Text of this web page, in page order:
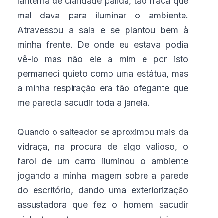
mal dava para iluminar o ambiente.
Atravessou a sala e se plantou bem à
minha frente. De onde eu estava podia
vê-lo mas não ele a mim e por isto
permaneci quieto como uma estátua, mas
a minha respiração era tão ofegante que
me parecia sacudir toda a janela.
Quando o salteador se aproximou mais da
vidraça, na procura de algo valioso, o
farol de um carro iluminou o ambiente
jogando a minha imagem sobre a parede
do escritório, dando uma exteriorização
assustadora que fez o homem sacudir